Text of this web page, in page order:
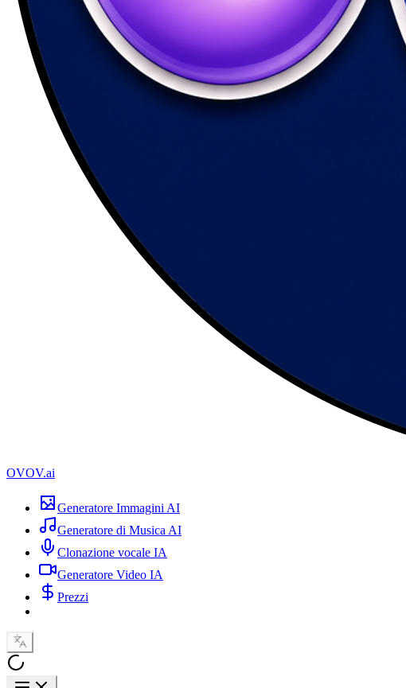
OVOV.ai
Generatore Immagini AI
Generatore di Musica AI
Clonazione vocale IA
Generatore Video IA
Prezzi